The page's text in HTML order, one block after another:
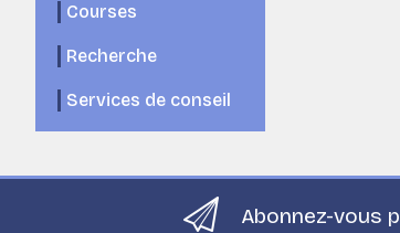
Courses
Recherche
Services de conseil
Abonnez-vous